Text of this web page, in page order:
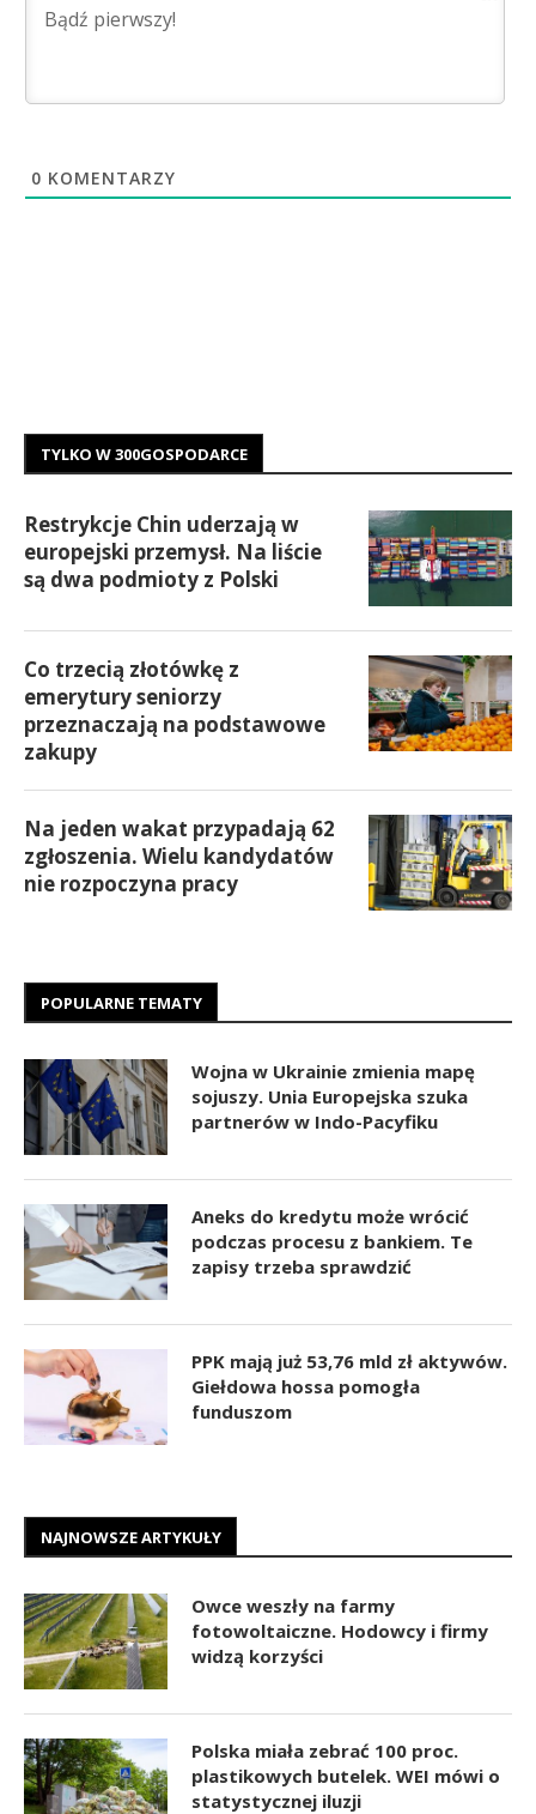
0 KOMENTARZY
TYLKO W 300GOSPODARCE
Restrykcje Chin uderzają w
europejski przemysł. Na liście
są dwa podmioty z Polski
Co trzecią złotówkę z
emerytury seniorzy
przeznaczają na podstawowe
zakupy
Na jeden wakat przypadają 62
zgłoszenia. Wielu kandydatów
nie rozpoczyna pracy
POPULARNE TEMATY
Wojna w Ukrainie zmienia mapę
sojuszy. Unia Europejska szuka
partnerów w Indo-Pacyfiku
Aneks do kredytu może wrócić
podczas procesu z bankiem. Te
zapisy trzeba sprawdzić
PPK mają już 53,76 mld zł aktywów.
Giełdowa hossa pomogła
funduszom
NAJNOWSZE ARTYKUŁY
Owce weszły na farmy
fotowoltaiczne. Hodowcy i firmy
widzą korzyści
Polska miała zebrać 100 proc.
plastikowych butelek. WEI mówi o
statystycznej iluzji